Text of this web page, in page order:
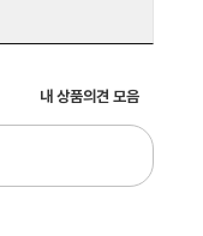
내 상품의견 모음